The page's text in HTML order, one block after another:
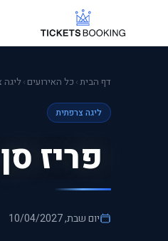
דף הבית› כל האירועים ›ליגה
ליגה צרפתית
פריז
יום שבת, 10/04/2027